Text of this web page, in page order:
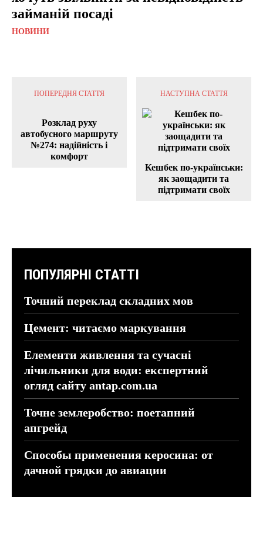
займаній посаді
НОВИНИ
ПОПЕРЕДНЯ СТАТТЯ
Розклад руху
автобусного маршруту
№274: надійність і
комфорт
НАСТУПНА СТАТТЯ
Кешбек по-українськи:
як заощадити та
підтримати своїх
ПОПУЛЯРНІ СТАТТІ
Точний переклад складних мов
Цемент: читаємо маркування
Елементи живлення та сучасні
лічильники для води: експертний
огляд сайту antap.com.ua
Точне землеробство: поетапний
апгрейд
Способы применения керосина: от
дачной грядки до авиации